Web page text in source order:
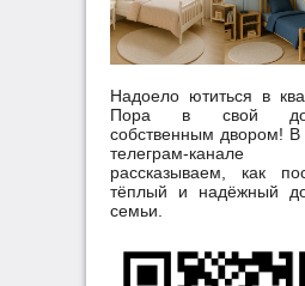
Надоело ютиться в
Пора в свой
собственным двором!
телеграм-канале
рассказываем, как
тёплый и надёжный
семьи.